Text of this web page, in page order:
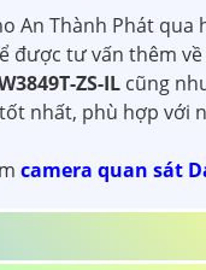
An Thành Phát qua
được tư vấn thêm về
ZS-IL cũng
nhất, phù hợp với
camera quan sát